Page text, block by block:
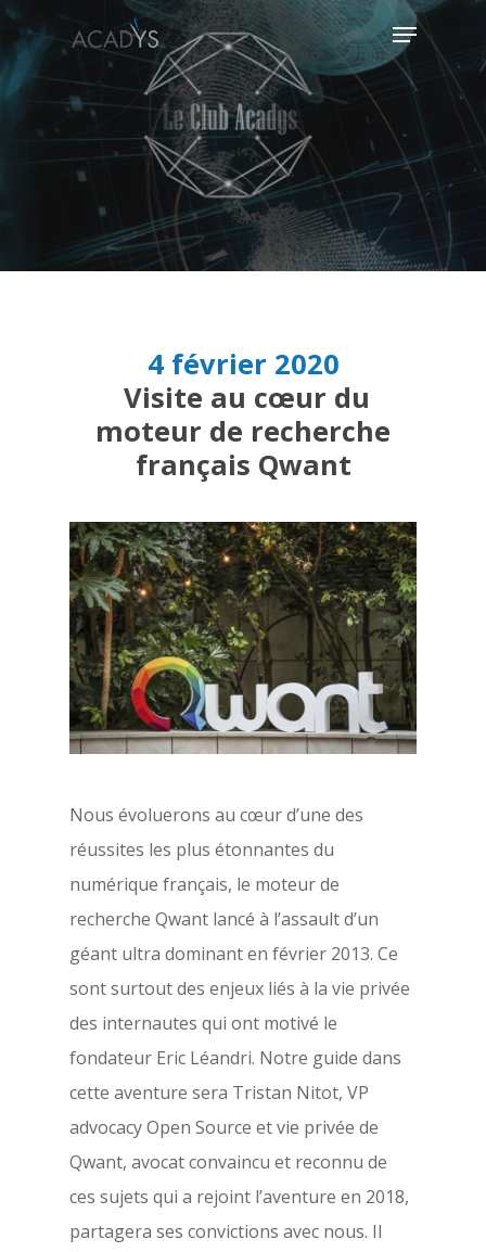
Hit enter to search or ESC to close
4 février 2020
Visite au cœur du
moteur de recherche
français Qwant
Nous évoluerons au cœur d’une des
réussites les plus étonnantes du
numérique français, le moteur de
recherche Qwant lancé à l’assault d’un
géant ultra dominant en février 2013. Ce
sont surtout des enjeux liés à la vie privée
des internautes qui ont motivé le
fondateur Eric Léandri. Notre guide dans
cette aventure sera Tristan Nitot, VP
advocacy Open Source et vie privée de
Qwant, avocat convaincu et reconnu de
ces sujets qui a rejoint l’aventure en 2018,
partagera ses convictions avec nous. Il